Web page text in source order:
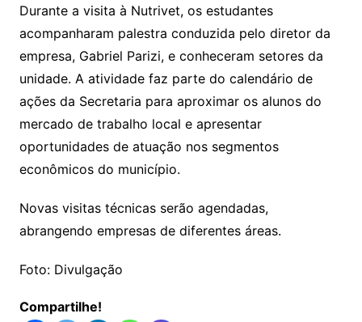
Durante a visita à Nutrivet, os estudantes
acompanharam palestra conduzida pelo diretor da
empresa, Gabriel Parizi, e conheceram setores da
unidade. A atividade faz parte do calendário de
ações da Secretaria para aproximar os alunos do
mercado de trabalho local e apresentar
oportunidades de atuação nos segmentos
econômicos do município.
Novas visitas técnicas serão agendadas,
abrangendo empresas de diferentes áreas.
Foto: Divulgação
Compartilhe!